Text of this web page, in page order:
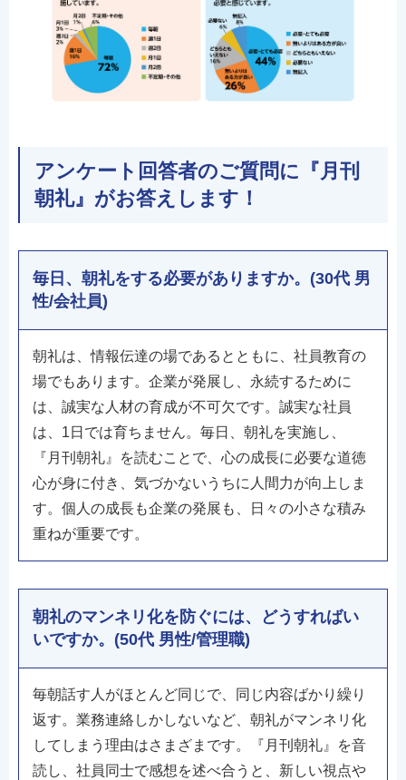
アンケート回答者のご質問に『月刊
朝礼』がお答えします！
毎日、朝礼をする必要がありますか。(30代 男
性/会社員)
朝礼は、情報伝達の場であるとともに、社員教育の
場でもあります。企業が発展し、永続するために
は、誠実な人材の育成が不可欠です。誠実な社員
は、1日では育ちません。毎日、朝礼を実施し、
『月刊朝礼』を読むことで、心の成長に必要な道徳
心が身に付き、気づかないうちに人間力が向上しま
す。個人の成長も企業の発展も、日々の小さな積み
重ねが重要です。
朝礼のマンネリ化を防ぐには、どうすればい
いですか。(50代 男性/管理職)
毎朝話す人がほとんど同じで、同じ内容ばかり繰り
返す。業務連絡しかしないなど、朝礼がマンネリ化
してしまう理由はさまざまです。『月刊朝礼』を音
読し、社員同士で感想を述べ合うと、新しい視点や